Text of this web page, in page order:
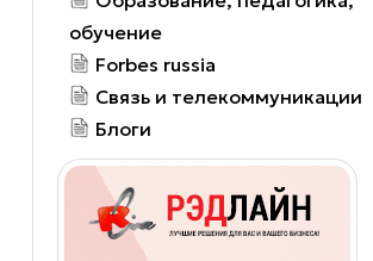
обучение
Forbes russia
Связь и телекоммуникации
Блоги